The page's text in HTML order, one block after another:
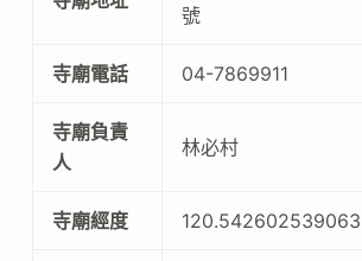
號
寺廟電話 04-7869911
寺廟負責
人
林必村
寺廟經度 120.542602539063